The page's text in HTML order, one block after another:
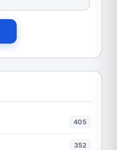
405
352